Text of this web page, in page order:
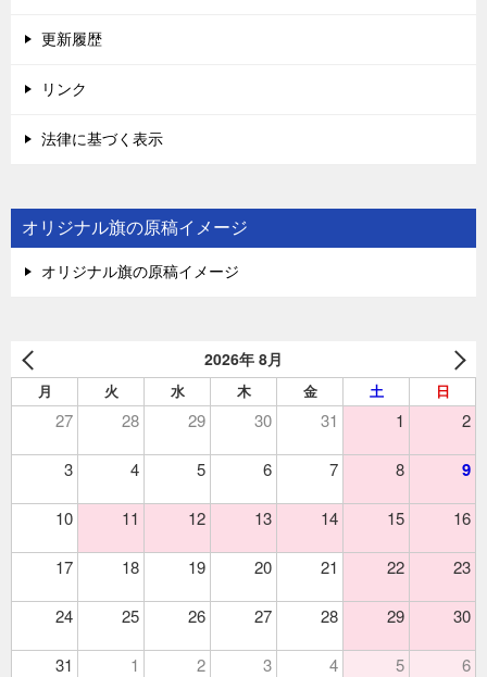
更新履歴
リンク
法律に基づく表示
オリジナル旗の原稿イメージ
オリジナル旗の原稿イメージ
2026年 8月
月 火 水 木 金 土 日
27 28 29 30 31 1 2
3 4 5 6 7 8 9
10 11 12 13 14 15 16
17 18 19 20 21 22 23
24 25 26 27 28 29 30
31 1 2 3 4 5 6